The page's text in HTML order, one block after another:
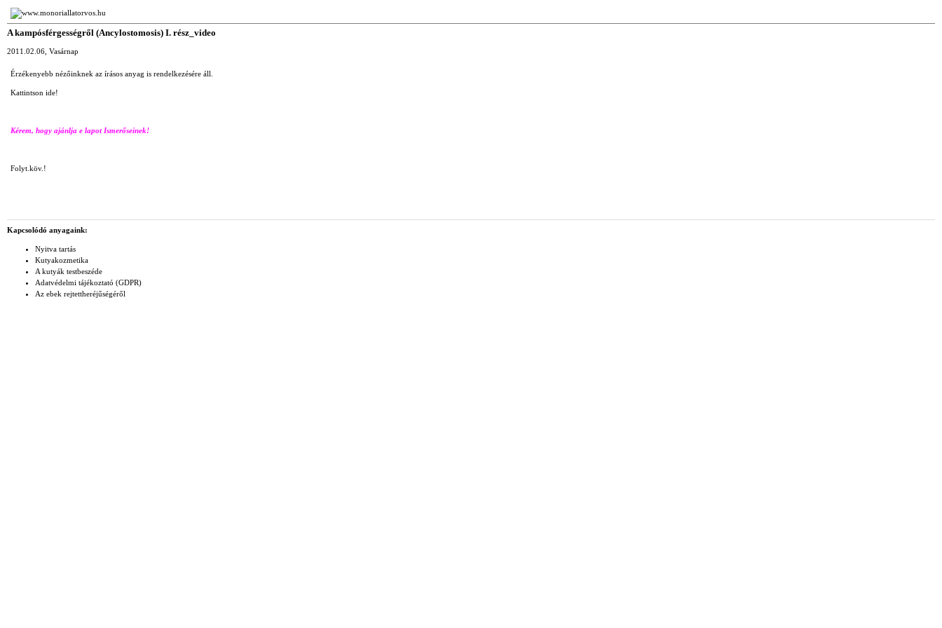
www.monoriallatorvos.hu
A kampósférgességről (Ancylostomosis) I. rész_video
2011.02.06, Vasárnap
Érzékenyebb nézőinknek az írásos anyag is rendelkezésére áll.
Kattintson ide!
Kérem, hogy ajánlja e lapot Ismerőseinek!
Folyt.köv.!
Kapcsolódó anyagaink:
Nyitva tartás
Kutyakozmetika
A kutyák testbeszéde
Adatvédelmi tájékoztató (GDPR)
Az ebek rejtettheréjűségéről